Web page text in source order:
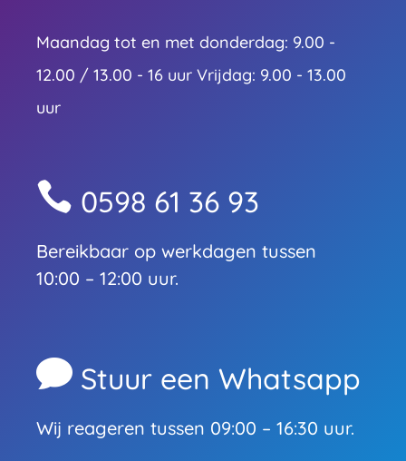
Maandag tot en met donderdag: 9.00 -
12.00 / 13.00 - 16 uur Vrijdag: 9.00 - 13.00
uur
 0598 61 36 93
Bereikbaar op werkdagen tussen
10:00 – 12:00 uur.
 Stuur een Whatsapp
Wij reageren tussen 09:00 – 16:30 uur.